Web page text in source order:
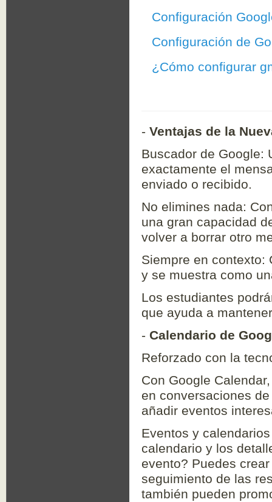
Configuración
Configuración de
¿Cómo configurar
- Ventajas de la
Buscador de Google:
exactamente el
enviado o recibido.
No elimines nada:
una gran capacidad
volver a borrar otro
Siempre en contexto:
y se muestra como
Los estudiantes
que ayuda a
- Calendario de
Reforzado con la
Con Google
en conversaciones
añadir eventos
Eventos y
calendario y los
evento? Puedes
seguimiento de las
también pueden